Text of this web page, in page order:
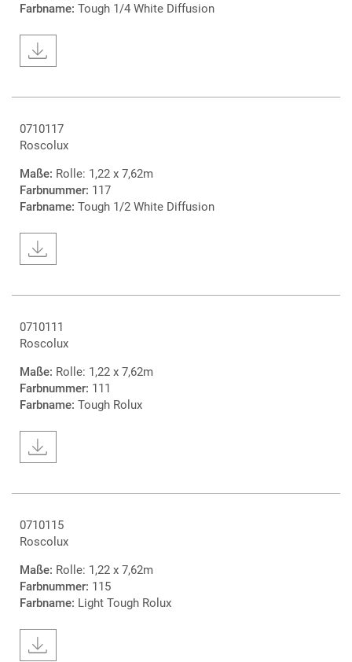
Farbname: Tough 1/4 White Diffusion
0710117
Roscolux
Maße: Rolle: 1,22 x 7,62m
Farbnummer: 117
Farbname: Tough 1/2 White Diffusion
0710111
Roscolux
Maße: Rolle: 1,22 x 7,62m
Farbnummer: 111
Farbname: Tough Rolux
0710115
Roscolux
Maße: Rolle: 1,22 x 7,62m
Farbnummer: 115
Farbname: Light Tough Rolux